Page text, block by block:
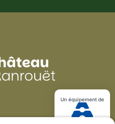
réseaux
Un équipement de